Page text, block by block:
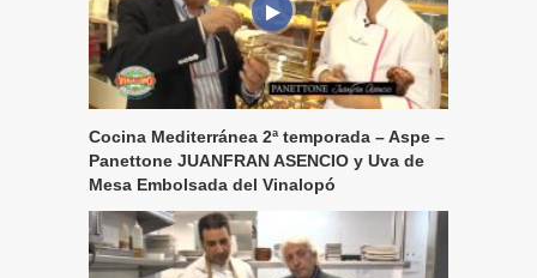
Cocina Mediterránea 2ª temporada – Aspe –
Panettone JUANFRAN ASENCIO y Uva de
Mesa Embolsada del Vinalopó